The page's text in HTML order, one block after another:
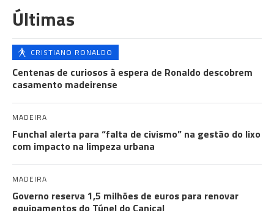
Últimas
CRISTIANO RONALDO
Centenas de curiosos à espera de Ronaldo descobrem
casamento madeirense
MADEIRA
Funchal alerta para “falta de civismo” na gestão do lixo
com impacto na limpeza urbana
MADEIRA
Governo reserva 1,5 milhões de euros para renovar
equipamentos do Túnel do Caniçal